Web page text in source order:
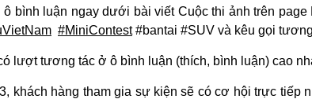
bình luận ngay dưới bài viết Cuộc thi ảnh trên
#MiniContest#bantai #SUV và kêu gọi
lượt tương tác ở ô bình luận (thích, bình luận) cao
khách hàng tham gia sự kiện sẽ có cơ hội trực tiếp